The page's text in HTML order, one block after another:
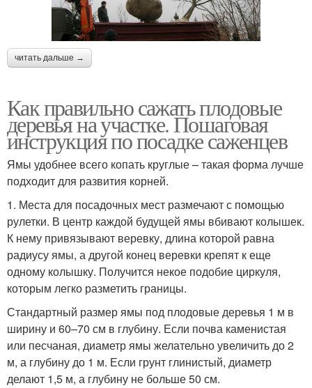
читать дальше →
Как правильно сажать плодовые
деревья на участке. Пошаговая
инструкция по посадке саженцев
Ямы удобнее всего копать круглые – такая форма лучше
подходит для развития корней.
1. Места для посадочных мест размечают с помощью
рулетки. В центр каждой будущей ямы вбивают колышек.
К нему привязывают веревку, длина которой равна
радиусу ямы, а другой конец веревки крепят к еще
одному колышку. Получится некое подобие циркуля,
которым легко разметить границы.
Стандартный размер ямы под плодовые деревья 1 м в
ширину и 60–70 см в глубину. Если почва каменистая
или песчаная, диаметр ямы желательно увеличить до 2
м, а глубину до 1 м. Если грунт глинистый, диаметр
делают 1,5 м, а глубину не больше 50 см.